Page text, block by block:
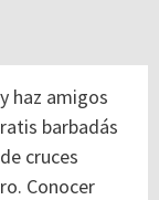
haz amigos
barbadás
cruces
Conocer